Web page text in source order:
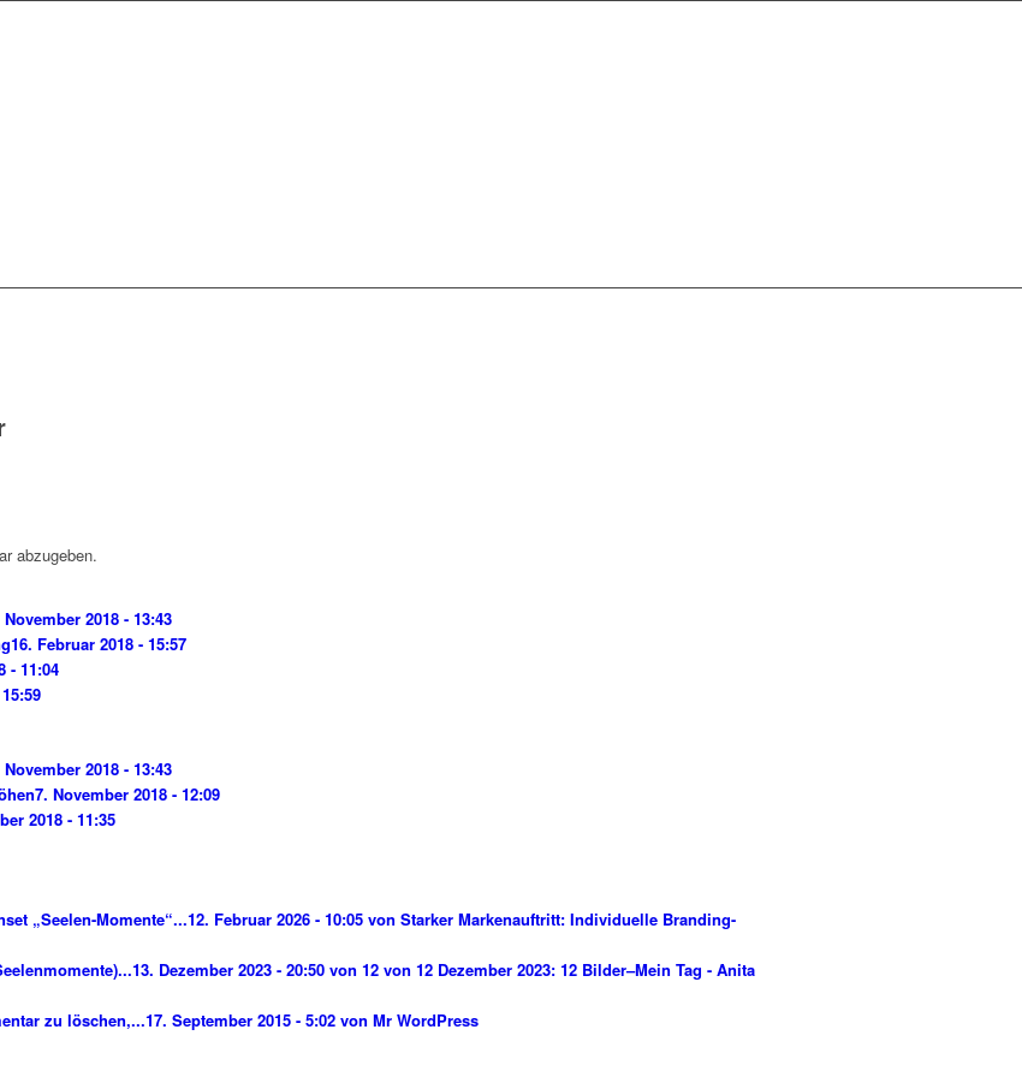
abzugeben.
November 2018 - 13:43
16. Februar 2018 - 15:57
- 11:04
November 2018 - 13:43
7. November 2018 - 12:09
2018 - 11:35
„Seelen-Momente“...12. Februar 2026 - 10:05 von Starker Markenauftritt: Individuelle Branding-
13. Dezember 2023 - 20:50 von 12 von 12 Dezember 2023: 12 Bilder–Mein Tag - Anita
zu löschen,...17. September 2015 - 5:02 von Mr WordPress